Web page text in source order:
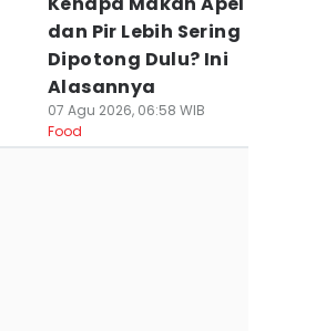
dan Pir Lebih Sering
Dipotong Dulu? Ini
Alasannya
07 Agu 2026, 06:58 WIB
Food